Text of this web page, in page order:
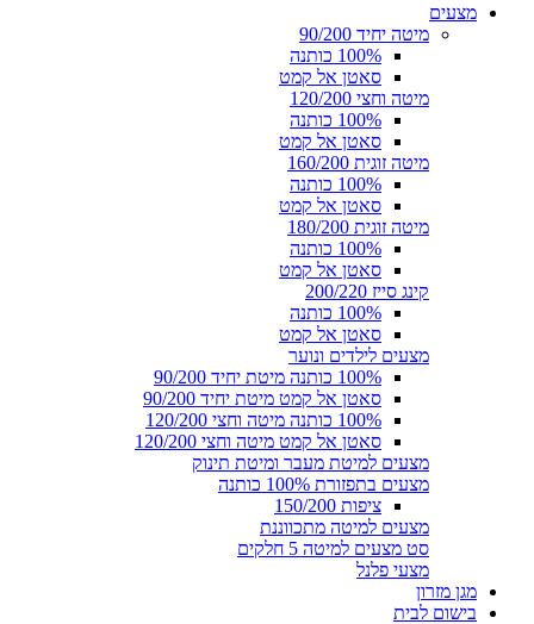
מצעים
מיטה יחיד 90/200
100% כותנה
סאטן אל קמט
מיטה וחצי 120/200
100% כותנה
סאטן אל קמט
מיטה זוגית 160/200
100% כותנה
סאטן אל קמט
מיטה זוגית 180/200
100% כותנה
סאטן אל קמט
קינג סייז 200/220
100% כותנה
סאטן אל קמט
מצעים לילדים ונוער
100% כותנה מיטת יחיד 90/200
סאטן אל קמט מיטת יחיד 90/200
100% כותנה מיטה וחצי 120/200
סאטן אל קמט מיטה וחצי 120/200
מצעים למיטת מעבר ומיטת תינוק
מצעים בתפזורת 100% כותנה
ציפות 150/200
מצעים למיטה מתכווננת
סט מצעים למיטה 5 חלקים
מצעי פלנל
מגן מזרון
בישום לבית